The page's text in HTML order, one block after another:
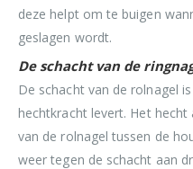
deze helpt om te buigen
geslagen wordt.
De schacht van de
De schacht van de rolnagel
hechtkracht levert. Het
van de rolnagel tussen de
weer tegen de schacht aan